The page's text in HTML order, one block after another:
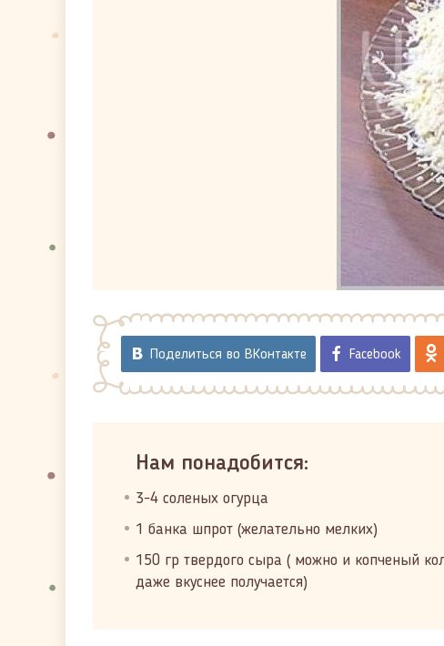
Поделиться во ВКонтакте Facebook
Нам понадобится:
3-4 соленых огурца
1 банка шпрот (желательно мелких)
150 гр твердого сыра ( можно и копченый
даже вкуснее получается)